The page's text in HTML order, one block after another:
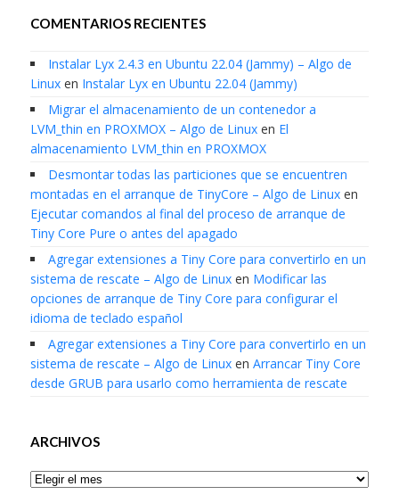
COMENTARIOS RECIENTES
Instalar Lyx 2.4.3 en Ubuntu 22.04 (Jammy) – Algo de
Linuxen Instalar Lyx en Ubuntu 22.04 (Jammy)
Migrar el almacenamiento de un contenedor a
LVM_thin en PROXMOX – Algo de Linuxen El
almacenamiento LVM_thin en PROXMOX
Desmontar todas las particiones que se encuentren
montadas en el arranque de TinyCore – Algo de Linuxen
Ejecutar comandos al final del proceso de arranque de
Tiny Core Pure o antes del apagado
Agregar extensiones a Tiny Core para convertirlo en un
sistema de rescate – Algo de Linuxen Modificar las
opciones de arranque de Tiny Core para configurar el
idioma de teclado español
Agregar extensiones a Tiny Core para convertirlo en un
sistema de rescate – Algo de Linuxen Arrancar Tiny Core
desde GRUB para usarlo como herramienta de rescate
ARCHIVOS
Archivos